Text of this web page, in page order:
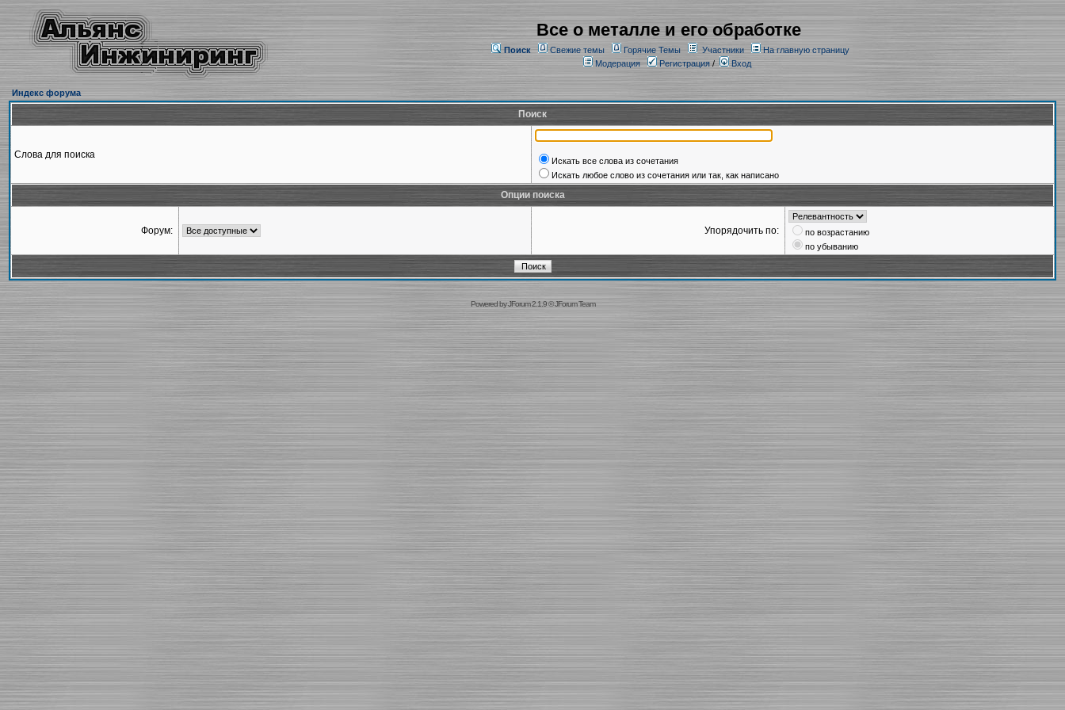
Все о металле и его обработке
Поиск Свежие темы Горячие Темы Участники
На главную страницу
Модерация
Регистрация/ Вход
Индекс форума
Поиск
Слова для поиска
Искать все слова из сочетания
Искать любое слово из сочетания или так, как написано
Опции поиска
Форум: Упорядочить по:
по возрастанию
по убыванию
Powered byJForum 2.1.9©JForum Team